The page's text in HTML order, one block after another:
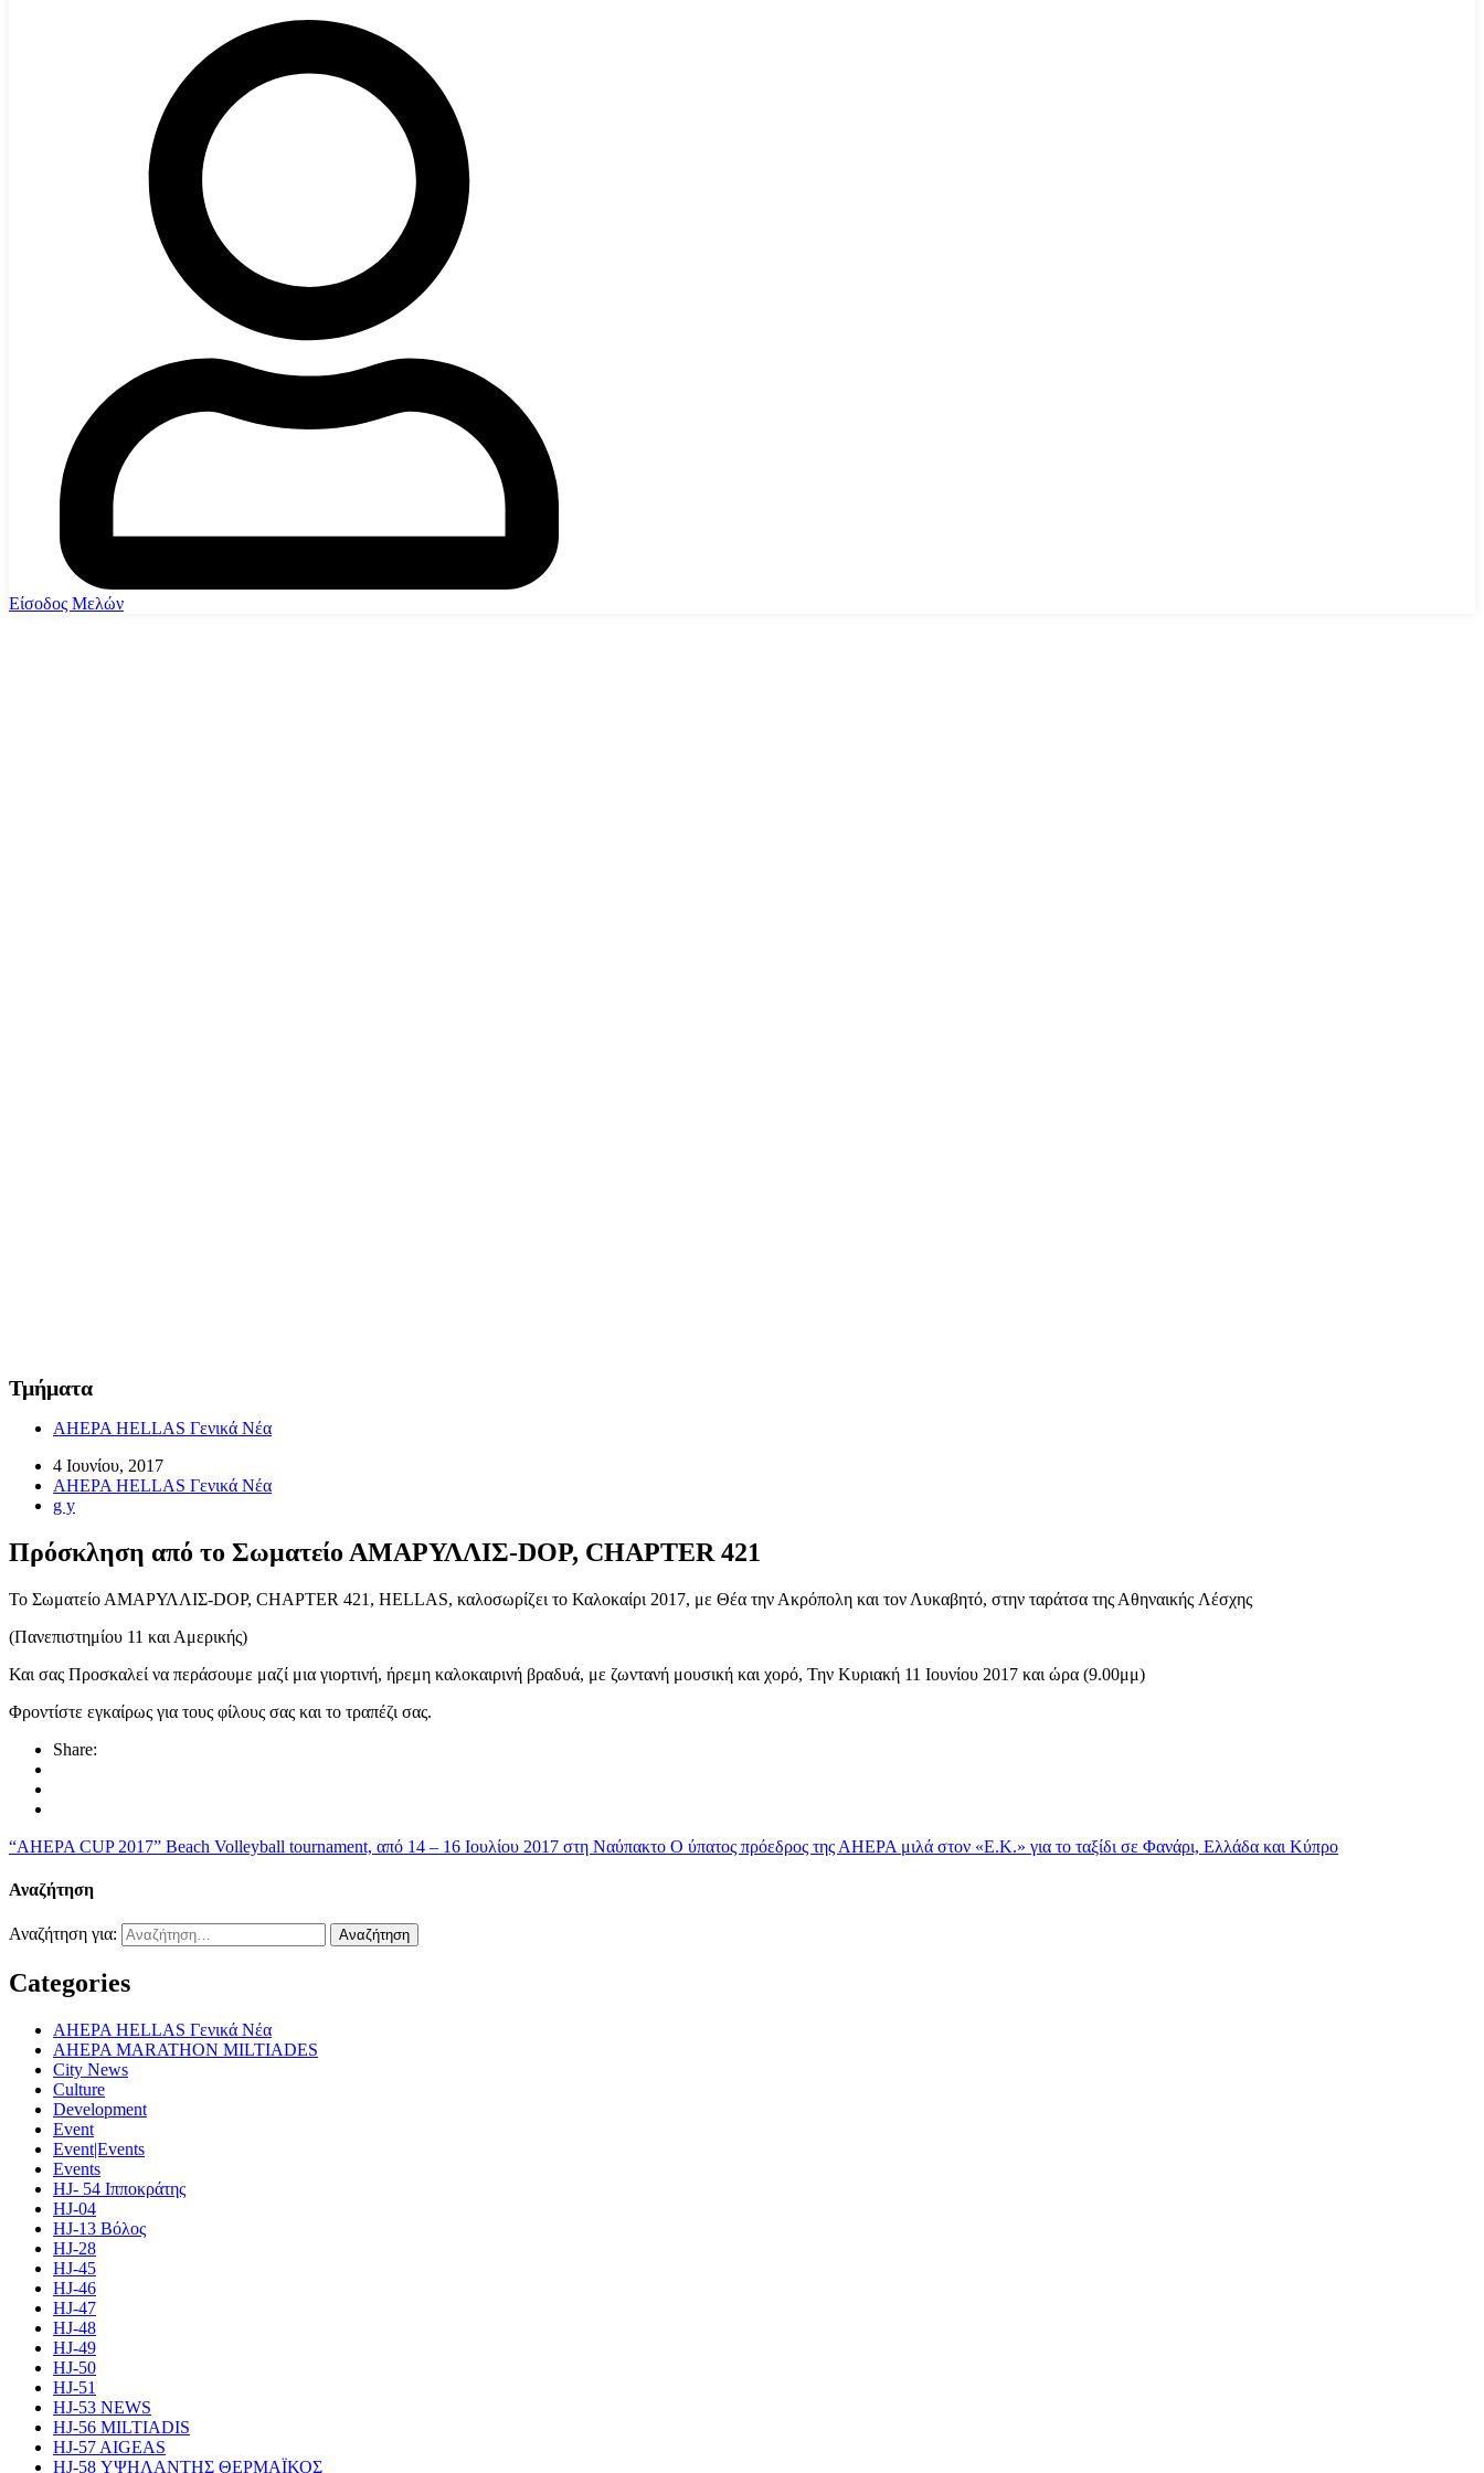
Είσοδος Μελών
Τμήματα
AHEPA HELLAS Γενικά Νέα
4 Ιουνίου, 2017
AHEPA HELLAS Γενικά Νέα
g y
Πρόσκληση από το Σωματείο ΑΜΑΡΥΛΛΙΣ-DOP, CHAPTER 421
Το Σωματείο ΑΜΑΡΥΛΛΙΣ-DOP, CHAPTER 421, HELLAS, καλοσωρίζει το Καλοκαίρι 2017, με Θέα την Ακρόπολη και τον Λυκαβητό, στην ταράτσα της Αθηναικής Λέσχης
(Πανεπιστημίου 11 και Αμερικής)
Και σας Προσκαλεί να περάσουμε μαζί μια γιορτινή, ήρεμη καλοκαιρινή βραδυά, με ζωντανή μουσική και χορό, Την Κυριακή 11 Ιουνίου 2017 και ώρα (9.00μμ)
Φροντίστε εγκαίρως για τους φίλους σας και το τραπέζι σας.
Share:
“AHEPA CUP 2017” Beach Volleyball tournament, από 14 – 16 Ιουλίου 2017 στη Ναύπακτο Ο ύπατος πρόεδρος της ΑΗΕΡΑ μιλά στον «Ε.Κ.» για το ταξίδι σε Φανάρι, Ελλάδα και Κύπρο
Αναζήτηση
Αναζήτηση για:
Categories
AHEPA HELLAS Γενικά Νέα
AHEPA MARATHON MILTIADES
City News
Culture
Development
Event
Event|Events
Events
HJ- 54 Ιπποκράτης
HJ-04
HJ-13 Βόλος
HJ-28
HJ-45
HJ-46
HJ-47
HJ-48
HJ-49
HJ-50
HJ-51
HJ-53 NEWS
HJ-56 MILTIADIS
HJ-57 AIGEAS
HJ-58 ΥΨΗΛΑΝΤΗΣ ΘΕΡΜΑΪΚΟΣ